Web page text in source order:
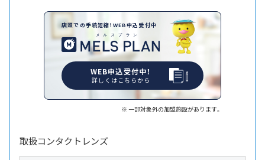
店頭での手続短縮！WEB申込受付中
WEB申込受付中！
詳しくはこちらから
一部対象外の加盟施設があります。
取扱コンタクトレンズ